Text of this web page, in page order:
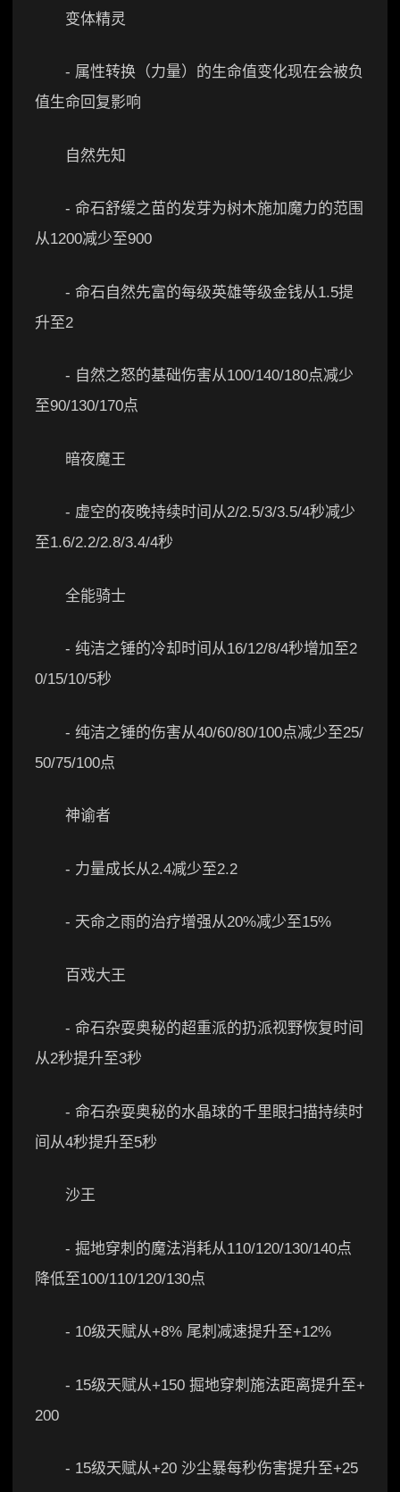
变体精灵
- 属性转换（力量）的生命值变化现在会被负
值生命回复影响
自然先知
- 命石舒缓之苗的发芽为树木施加魔力的范围
从1200减少至900
- 命石自然先富的每级英雄等级金钱从1.5提
升至2
- 自然之怒的基础伤害从100/140/180点减少
至90/130/170点
暗夜魔王
- 虚空的夜晚持续时间从2/2.5/3/3.5/4秒减少
至1.6/2.2/2.8/3.4/4秒
全能骑士
- 纯洁之锤的冷却时间从16/12/8/4秒增加至2
0/15/10/5秒
- 纯洁之锤的伤害从40/60/80/100点减少至25/
50/75/100点
神谕者
- 力量成长从2.4减少至2.2
- 天命之雨的治疗增强从20%减少至15%
百戏大王
- 命石杂耍奥秘的超重派的扔派视野恢复时间
从2秒提升至3秒
- 命石杂耍奥秘的水晶球的千里眼扫描持续时
间从4秒提升至5秒
沙王
- 掘地穿刺的魔法消耗从110/120/130/140点
降低至100/110/120/130点
- 10级天赋从+8% 尾刺减速提升至+12%
- 15级天赋从+150 掘地穿刺施法距离提升至+
200
- 15级天赋从+20 沙尘暴每秒伤害提升至+25